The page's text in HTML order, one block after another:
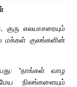
எலயாசரையும்
மக்கள் குலங்களின்
“நாங்கள் வாழ
நிலங்களையும்